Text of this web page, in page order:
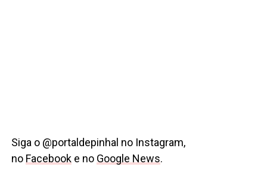
Siga o @portaldepinhal no Instagram,
no Facebooke no Google News.